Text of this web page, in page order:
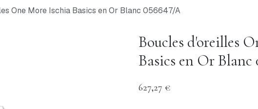
One More Ischia Basics en Or Blanc 056647/A
Boucles d'oreilles
Basics en Or Blanc
627,27 €